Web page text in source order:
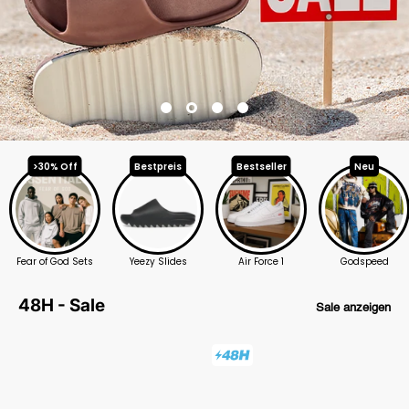
>30% Off
Fear of God Sets
Bestpreis
Yeezy Slides
Bestseller
Air Force 1
Neu
Godspeed
48H - Sale Sale anzeigen